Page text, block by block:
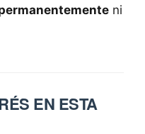
ni
EN ESTA